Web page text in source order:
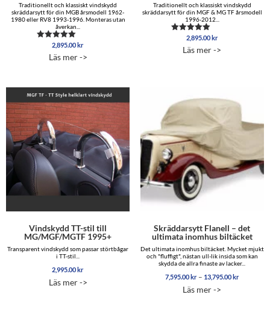
Traditionellt och klassiskt vindskydd
skräddarsytt för din MGB årsmodell 1962-
1980 eller RV8 1993-1996. Monteras utan
åverkan...
Betygsatt
av 5
2,895.00kr
Läs mer ->
Traditionellt och klassiskt vindskydd
skräddarsytt för din MGF & MG TF årsmodell
1996-2012...
Betygsatt
av 5
2,895.00kr
Läs mer ->
Vindskydd TT-stil till
MG/MGF/MGTF 1995+
Transparent vindskydd som passar störtbågar
i TT-stil...
2,995.00kr
Läs mer ->
Skräddarsytt Flanell – det
ultimata inomhus biltäcket
Det ultimata inomhus biltäcket. Mycket mjukt
och "fluffigt", nästan ull-lik insida som kan
skydda de allra finaste av lacker...
7,595.00kr – 13,795.00kr
Läs mer ->